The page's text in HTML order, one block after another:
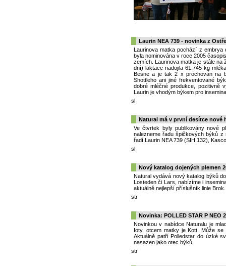
Laurin NEA 739 - novinka z
Laurinova matka pochází z embrya
byla nominována v roce 2005
zemích. Laurinova matka je stále na
dní) laktace nadojila 61.745 kg
Besne a je tak 2 x prochován na
Shottleho ani jiné frekventované
dobré mléčné produkce, pozitivně
Laurin je vhodým býkem pro
sl
Natural má v první desítce nové
Ve čtvrtek byly publikovány nové
nalezneme řadu špičkových býků
řadí Laurin NEA 739 (SIH 132),
sl
Nový katalog dojených plemen
Natural vydává nový katalog býků
Losteden či Lars, nabízíme i
aktuálně nejlepší příslušník linie Brok.
str
Novinka: POLLED STAR P NEO
Novinkou v nabídce Naturalu je
Ioty, otcem matky je Kott. Může se
Aktuálně patří Polledstar do úzké
nasazen jako otec býků.
str